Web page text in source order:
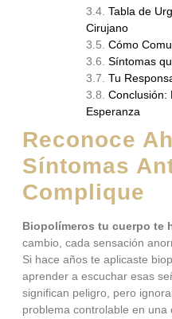
Tabla de
Cirujano
Cómo
Síntomas
Tu
Conclusión:
Esperanza
Reconoce
Síntomas
Complique
Biopolímeros tu cuerpo te
cambio, cada sensación
Si hace años te aplicaste
aprender a escuchar esas
significan peligro, pero
problema controlable en